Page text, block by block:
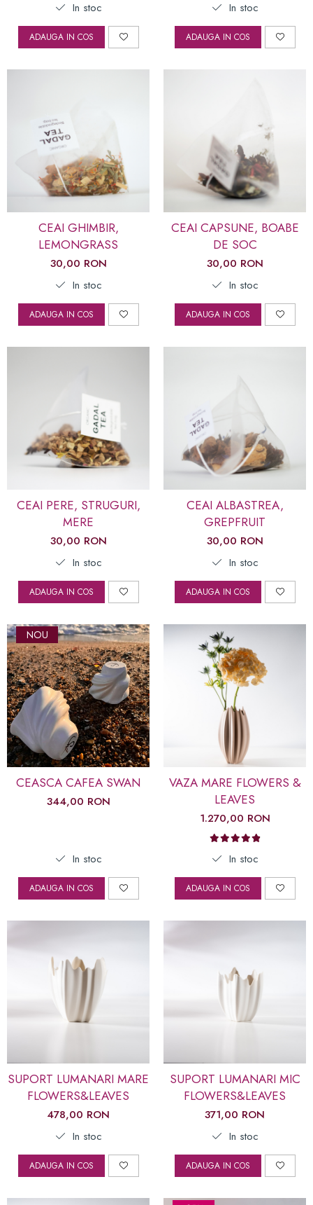
In stoc
ADAUGA IN COS
In stoc
ADAUGA IN COS
CEAI GHIMBIR,
LEMONGRASS
30,00 RON
In stoc
ADAUGA IN COS
CEAI CAPSUNE, BOABE
DE SOC
30,00 RON
In stoc
ADAUGA IN COS
CEAI PERE, STRUGURI,
MERE
30,00 RON
In stoc
ADAUGA IN COS
CEAI ALBASTREA,
GREPFRUIT
30,00 RON
In stoc
ADAUGA IN COS
NOU
CEASCA CAFEA SWAN
344,00 RON
In stoc
ADAUGA IN COS
VAZA MARE FLOWERS &
LEAVES
1.270,00 RON
In stoc
ADAUGA IN COS
SUPORT LUMANARI MARE
FLOWERS&LEAVES
478,00 RON
In stoc
ADAUGA IN COS
SUPORT LUMANARI MIC
FLOWERS&LEAVES
371,00 RON
In stoc
ADAUGA IN COS